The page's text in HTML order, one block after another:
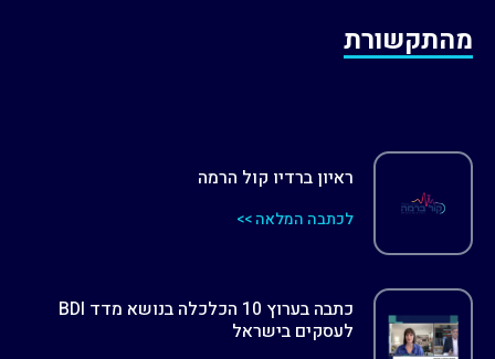
מהתקשורת
ראיון ברדיו קול הרמה
לכתבה המלאה >>
כתבה בערוץ 10 הכלכלה בנושא מדד BDI
לעסקים בישראל